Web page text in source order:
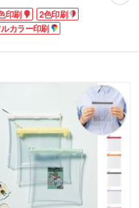
インでプリント可能。胸や袖へのワ
イント印刷もできます。文化祭のク
Tシャツや大規模イベントのスタッ
ったりです。
両肩から首回りにかけて型崩れ防止
テープ処理がされており、長くご愛用
ただけます。コスパ重視でオリジナル
ッズを作成したい方におすすめです。
画提供 : Printstar
印刷
2色印刷
カラー印刷